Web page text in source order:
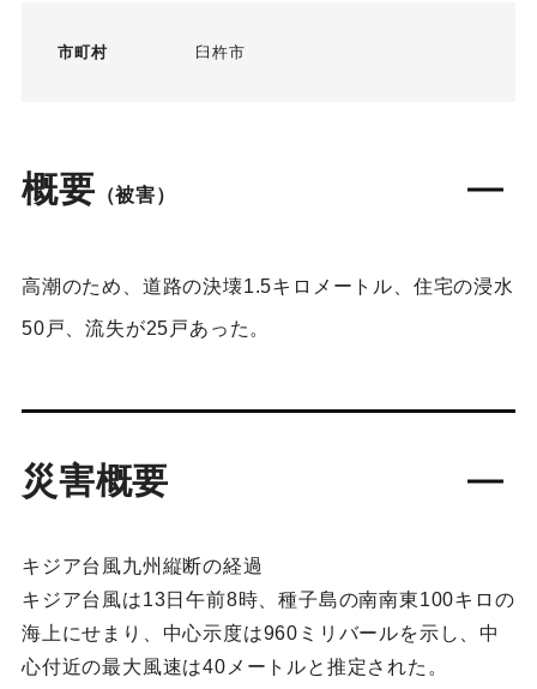
市町村 臼杵市
概要 （被害）
高潮のため、道路の決壊1.5キロメートル、住宅の浸水
50戸、流失が25戸あった。
災害概要
キジア台風九州縦断の経過
キジア台風は13日午前8時、種子島の南南東100キロの
海上にせまり、中心示度は960ミリバールを示し、中
心付近の最大風速は40メートルと推定された。